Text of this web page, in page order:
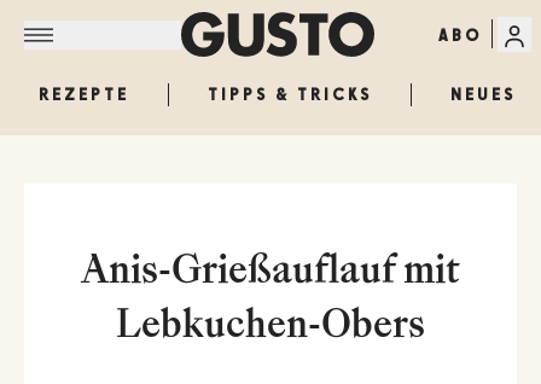
ABO
REZEPTE TIPPS & TRICKS NEUES
Anis-Grießauflauf mit
Lebkuchen-Obers